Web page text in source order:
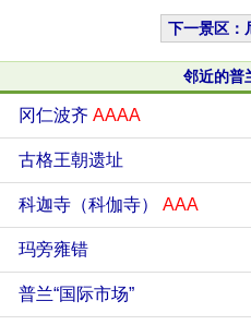
下一景区：
邻近的普
冈仁波齐 AAAA
古格王朝遗址
科迦寺（科伽寺） AAA
玛旁雍错
普兰“国际市场”